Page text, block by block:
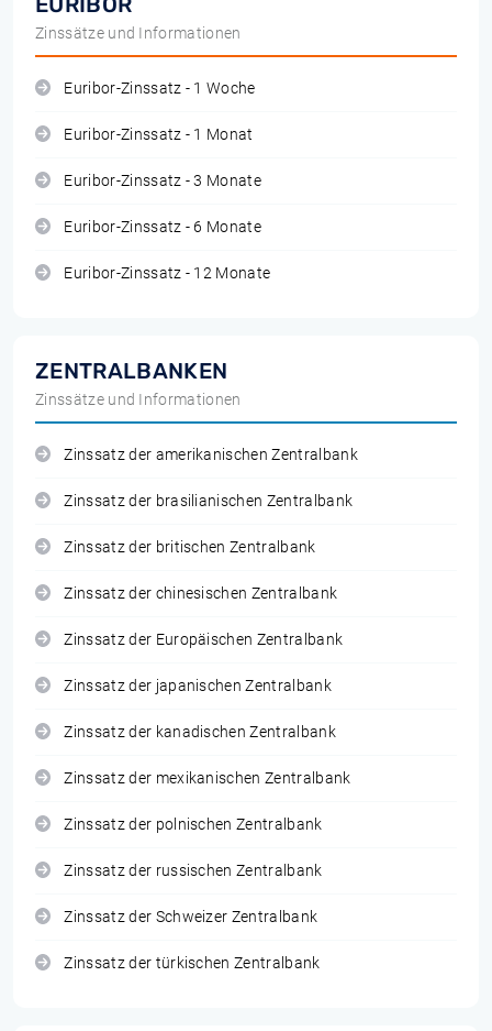
Zinssätze und Informationen
Euribor-Zinssatz - 1 Woche
Euribor-Zinssatz - 1 Monat
Euribor-Zinssatz - 3 Monate
Euribor-Zinssatz - 6 Monate
Euribor-Zinssatz - 12 Monate
ZENTRALBANKEN
Zinssätze und Informationen
Zinssatz der amerikanischen Zentralbank
Zinssatz der brasilianischen Zentralbank
Zinssatz der britischen Zentralbank
Zinssatz der chinesischen Zentralbank
Zinssatz der Europäischen Zentralbank
Zinssatz der japanischen Zentralbank
Zinssatz der kanadischen Zentralbank
Zinssatz der mexikanischen Zentralbank
Zinssatz der polnischen Zentralbank
Zinssatz der russischen Zentralbank
Zinssatz der Schweizer Zentralbank
Zinssatz der türkischen Zentralbank